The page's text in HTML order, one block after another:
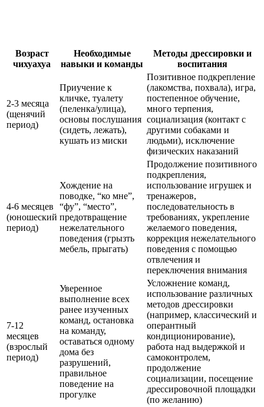
Возраст
чихуахуа
Необходимые
навыки и команды
Методы дрессировки и
воспитания
2-3 месяца
(щенячий
период)
Приучение к
кличке, туалету
(пеленка/улица),
основы послушания
(сидеть, лежать),
кушать из миски
Позитивное подкрепление
(лакомства, похвала), игра,
постепенное обучение,
много терпения,
социализация (контакт с
другими собаками и
людьми), исключение
физических наказаний
4-6 месяцев
(юношеский
период)
Хождение на
поводке, “ко мне”,
“фу”, “место”,
предотвращение
нежелательного
поведения (грызть
мебель, прыгать)
Продолжение позитивного
подкрепления,
использование игрушек и
тренажеров,
последовательность в
требованиях, укрепление
желаемого поведения,
коррекция нежелательного
поведения с помощью
отвлечения и
переключения внимания
7-12
месяцев
(взрослый
период)
Уверенное
выполнение всех
ранее изученных
команд, остановка
на команду,
оставаться одному
дома без
разрушений,
правильное
поведение на
прогулке
Усложнение команд,
использование различных
методов дрессировки
(например, классический и
оперантный
кондиционирование),
работа над выдержкой и
самоконтролем,
продолжение
социализации, посещение
дрессировочной площадки
(по желанию)